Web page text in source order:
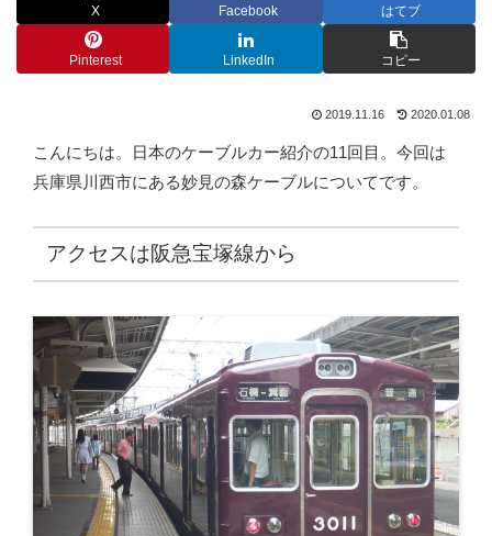
X Facebook はてブ
Pinterest LinkedIn コピー
2019.11.16 2020.01.08
こんにちは。日本のケーブルカー紹介の11回目。今回は
兵庫県川西市にある妙見の森ケーブルについてです。
アクセスは阪急宝塚線から